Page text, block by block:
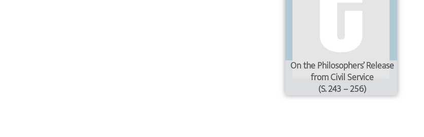
On the Philosophers’ Release
from Civil Service
(S. 243 – 256)